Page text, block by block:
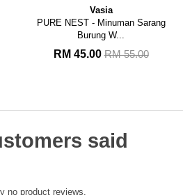
Vasia
COFFEE FIBER SLYM - Menahan
Rasa La...
RM 45.00
said
no product reviews.